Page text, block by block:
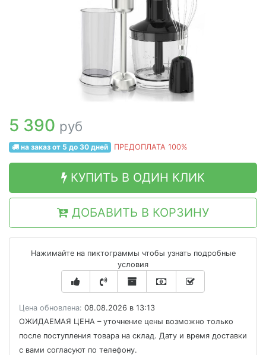
5 390 руб
на заказ от 5 до 30 дней ПРЕДОПЛАТА 100%
КУПИТЬ В ОДИН КЛИК
ДОБАВИТЬ В КОРЗИНУ
Нажимайте на пиктограммы чтобы узнать подробные
условия
Цена обновлена: 08.08.2026 в 13:13
ОЖИДАЕМАЯ ЦЕНА – уточнение цены возможно только
после поступления товара на склад. Дату и время доставки
с вами согласуют по телефону.